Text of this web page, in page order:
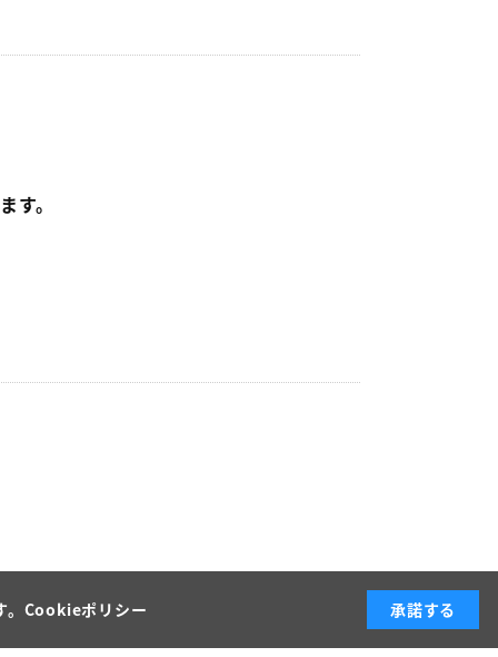
す。
Cookieポリシー 承諾する